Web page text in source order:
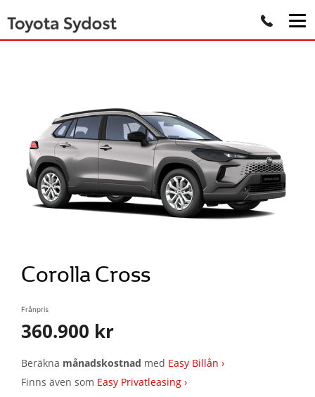
Corolla Cross
Frånpris
360.900 kr
Beräkna månadskostnad med Easy Billån ›
Finns även som Easy Privatleasing ›